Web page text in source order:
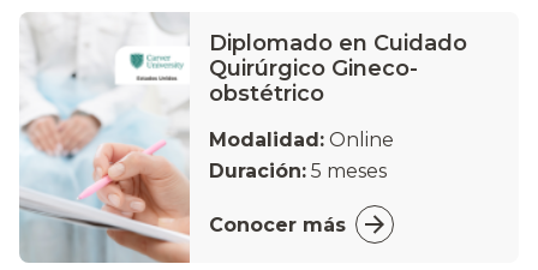
Diplomado en Cuidado
Quirúrgico Gineco-
obstétrico
Modalidad: Online
Duración: 5 meses
Conocer más